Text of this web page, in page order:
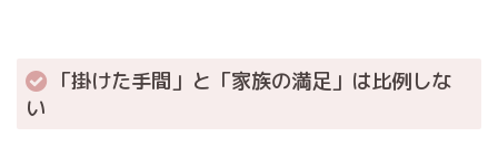
「掛けた手間」と「家族の満足」は比例しな
い